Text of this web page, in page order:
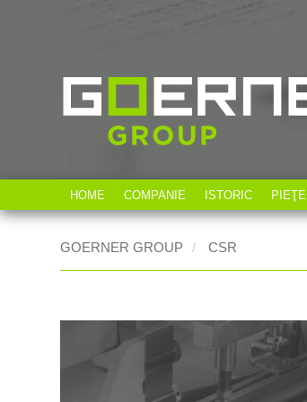
HOME COMPANIE ISTORIC PIEŢE
GOERNER GROUP CSR